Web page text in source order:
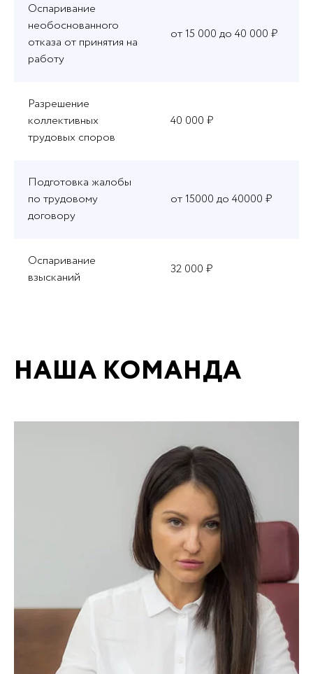
Оспаривание
необоснованного
отказа от принятия на
работу
от 15 000 до 40 000 ₽
Разрешение
коллективных
трудовых споров
40 000 ₽
Подготовка жалобы
по трудовому
договору
от 15000 до 40000 ₽
Оспаривание
взысканий
32 000 ₽
НАША КОМАНДА